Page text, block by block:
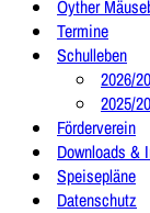
Oyther
Termine
Schulleben
2026/
2025/
Förderverein
Downloads &
Speisepläne
Datenschutz